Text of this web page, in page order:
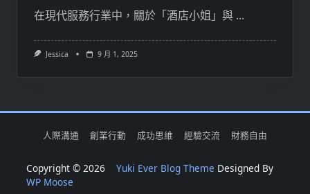
在現代服務行業中，關於「酒店小姐」與 ...
Jessica 9 月 1, 2025
人際溝通 創業行動 成功思維 經驗交流 財務自由
Copyright © 2026 Yuki Ever Blog Theme Designed By
WP Moose